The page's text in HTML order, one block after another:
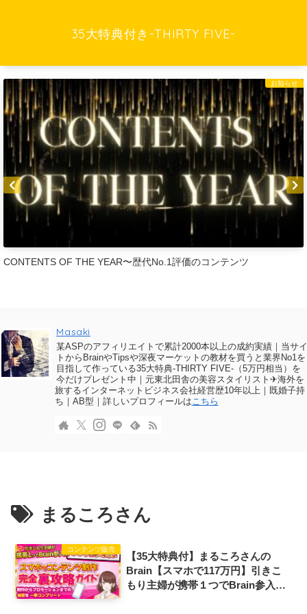
35大特典付き-THIRTY FIVE-
お知らせ
CONTENTS OF THE YEAR〜歴代No.1評価のコンテンツ
Masaki
某ASPのアフィリエイトで累計2000本以上の成約実績｜当サ
トからBrainやTipsや深夜マーケットの教材を買うと業界No1を
目指して作っている35大特典-THIRTY FIVE-（5万円相当）を
今だけプレゼント中｜元東北田舎の美容スタイリスト✈海外を
旅するインターネットビジネス会社経営歴10年以上｜既婚子持
ち｜AB型｜詳しいプロフィールはこちら
まるころさん
コンテンツ販売
【35大特典付】まるころさんの
Brain【スマホで117万円】引きこ
もり主婦が携帯１つでBrain参入➡